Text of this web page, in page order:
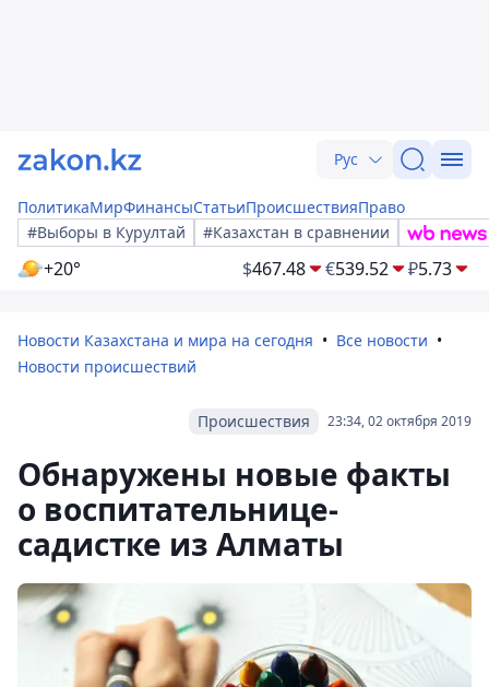
Рус
ПолитикаМирФинансыСтатьиПроисшествияПраво
#Выборы в Курултай
#Казахстан в сравнении
+20° $467.48 €539.52 ₽5.73
Новости Казахстана и мира на сегодня
Все новости
Новости происшествий
23:34, 02 октября 2019
Происшествия
Обнаружены новые факты
о воспитательнице-
садистке из Алматы